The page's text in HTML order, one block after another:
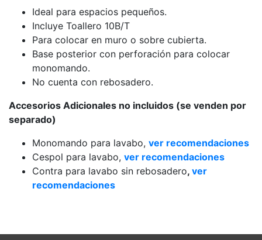
Ideal para espacios pequeños.
Incluye Toallero 10B/T
Para colocar en muro o sobre cubierta.
Base posterior con perforación para colocar
monomando.
No cuenta con rebosadero.
Accesorios Adicionales no incluidos (se venden por
separado)
Monomando para lavabo, ver recomendaciones
Cespol para lavabo, ver recomendaciones
Contra para lavabo sin rebosadero, ver
recomendaciones